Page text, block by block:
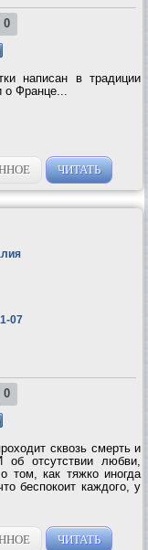
0
написан в традиции
о Франце...
ЧИТАТЬ
07
0
сквозь смерть и
отсутствии любви,
том, как тяжко иногда
беспокоит каждого, у
ЧИТАТЬ